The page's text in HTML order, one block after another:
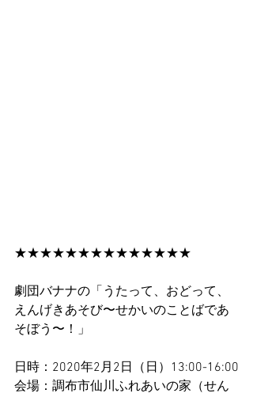
★★★★★★★★★★★★★★
劇団バナナの「うたって、おどって、
えんげきあそび〜せかいのことばであ
そぼう〜！」
日時：2020年2月2日（日）13:00-16:00
会場：調布市仙川ふれあいの家（せん